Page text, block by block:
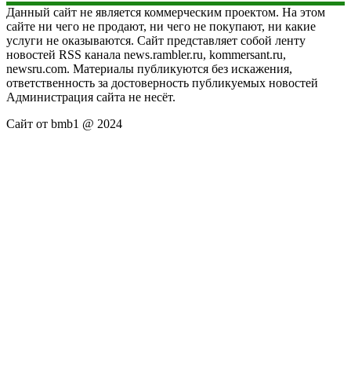
Данный сайт не является коммерческим проектом. На этом
сайте ни чего не продают, ни чего не покупают, ни какие
услуги не оказываются. Сайт представляет собой ленту
новостей RSS канала news.rambler.ru, kommersant.ru,
newsru.com. Материалы публикуются без искажения,
ответственность за достоверность публикуемых новостей
Администрация сайта не несёт.
Сайт от bmb1 @ 2024